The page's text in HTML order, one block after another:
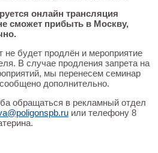
онлайн трансляция
сможет прибыть в Москву,
будет продлён и мероприятие
В случае продления запрета на
мы перенесем семинар
дополнительно.
обращаться в рекламный отдел
или телефону 8